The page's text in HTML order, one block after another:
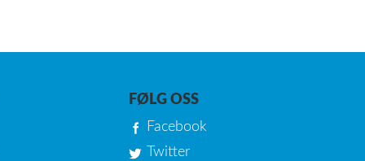
FØLG OSS
Facebook
Twitter